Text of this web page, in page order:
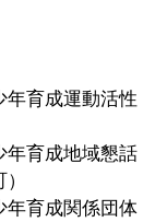
育成運動活性
育成地域懇話
育成関係団体